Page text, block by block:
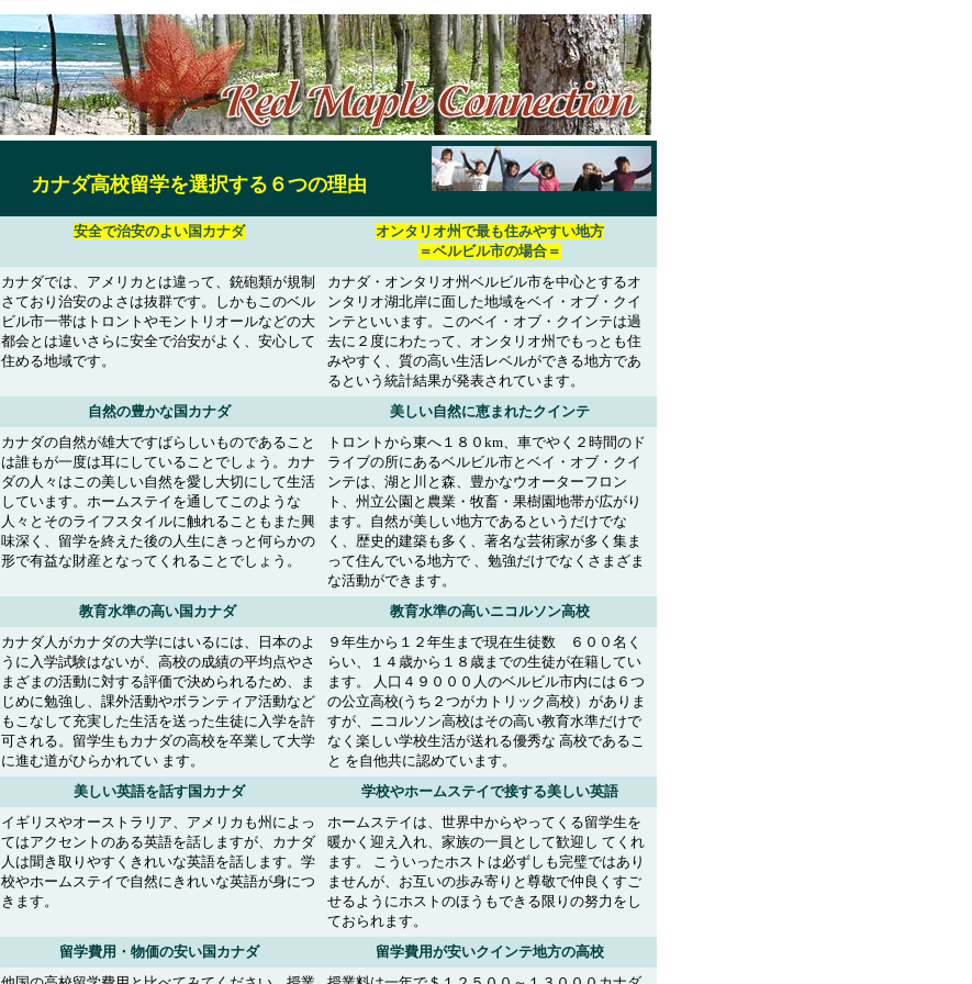
カナダ高校留学を選択する６つの理由
安全で治安のよい国カナダ
オンタリオ州で最も住みやすい地方
＝ベルビル市の場合＝
カナダでは、アメリカとは違って、銃砲類が規制
さており治安のよさは抜群です。しかもこのベル
ビル市一帯はトロントやモントリオールなどの大
都会とは違いさらに安全で治安がよく、安心して
住める地域です。
カナダ・オンタリオ州ベルビル市を中心とするオ
ンタリオ湖北岸に面した地域をベイ・オブ・クイ
ンテといいます。このベイ・オブ・クインテは過
去に２度にわたって、オンタリオ州でもっとも住
みやすく、質の高い生活レベルができる地方であ
るという統計結果が発表されています。
自然の豊かな国カナダ
美しい自然に恵まれたクインテ
カナダの自然が雄大ですばらしいものであること
は誰もが一度は耳にしていることでしょう。カナ
ダの人々はこの美しい自然を愛し大切にして生活
しています。ホームステイを通してこのような
人々とそのライフスタイルに触れることもまた興
味深く、留学を終えた後の人生にきっと何らかの
形で有益な財産となってくれることでしょう。
トロントから東へ１８０km、車でやく２時間のド
ライブの所にあるベルビル市とベイ・オブ・クイ
ンテは、湖と川と森、豊かなウオーターフロン
ト、州立公園と農業・牧畜・果樹園地帯が広がり
ます。自然が美しい地方であるというだけでな
く、歴史的建築も多く、著名な芸術家が多く集ま
って住んでいる地方で 、勉強だけでなくさまざま
な活動ができます。
教育水準の高い国カナダ
教育水準の高いニコルソン高校
カナダ人がカナダの大学にはいるには、日本のよ
うに入学試験はないが、高校の成績の平均点やさ
まざまの活動に対する評価で決められるため、ま
じめに勉強し、課外活動やボランティア活動など
もこなして充実した生活を送った生徒に入学を許
可される。留学生もカナダの高校を卒業して大学
に進む道がひらかれてい ます。
９年生から１２年生まで現在生徒数 ６００名く
らい、１４歳から１８歳までの生徒が在籍してい
ます。 人口４９０００人のベルビル市内には６つ
の公立高校(うち２つがカトリック高校）がありま
すが、ニコルソン高校はその高い教育水準だけで
なく楽しい学校生活が送れる優秀な 高校であるこ
と を自他共に認めています。
美しい英語を話す国カナダ
学校やホームステイで接する美しい英語
イギリスやオーストラリア、アメリカも州によっ
てはアクセントのある英語を話しますが、カナダ
人は聞き取りやすくきれいな英語を話します。学
校やホームステイで自然にきれいな英語が身につ
きます。
ホームステイは、世界中からやってくる留学生を
暖かく迎え入れ、家族の一員として歓迎し てくれ
ます。 こういったホストは必ずしも完璧ではあり
ませんが、お互いの歩み寄りと尊敬で仲良くすご
せるようにホストのほうもできる限りの努力をし
ておられます。
留学費用・物価の安い国カナダ
留学費用が安いクインテ地方の高校